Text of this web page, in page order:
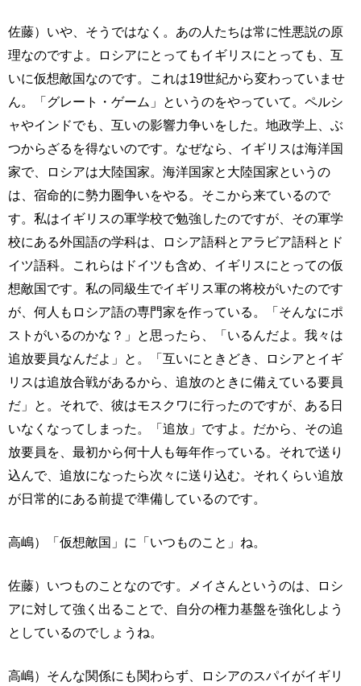
佐藤）いや、そうではなく。あの人たちは常に性悪説の原
理なのですよ。ロシアにとってもイギリスにとっても、互
いに仮想敵国なのです。これは19世紀から変わっていませ
ん。「グレート・ゲーム」というのをやっていて。ペルシ
ャやインドでも、互いの影響力争いをした。地政学上、ぶ
つからざるを得ないのです。なぜなら、イギリスは海洋国
家で、ロシアは大陸国家。海洋国家と大陸国家というの
は、宿命的に勢力圏争いをやる。そこから来ているので
す。私はイギリスの軍学校で勉強したのですが、その軍学
校にある外国語の学科は、ロシア語科とアラビア語科とド
イツ語科。これらはドイツも含め、イギリスにとっての仮
想敵国です。私の同級生でイギリス軍の将校がいたのです
が、何人もロシア語の専門家を作っている。「そんなにポ
ストがいるのかな？」と思ったら、「いるんだよ。我々は
追放要員なんだよ」と。「互いにときどき、ロシアとイギ
リスは追放合戦があるから、追放のときに備えている要員
だ」と。それで、彼はモスクワに行ったのですが、ある日
いなくなってしまった。「追放」ですよ。だから、その追
放要員を、最初から何十人も毎年作っている。それで送り
込んで、追放になったら次々に送り込む。それくらい追放
が日常的にある前提で準備しているのです。
高嶋）「仮想敵国」に「いつものこと」ね。
佐藤）いつものことなのです。メイさんというのは、ロシ
アに対して強く出ることで、自分の権力基盤を強化しよう
としているのでしょうね。
高嶋）そんな関係にも関わらず、ロシアのスパイがイギリ